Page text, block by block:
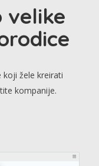
velike
žele kreirati
kompanije.